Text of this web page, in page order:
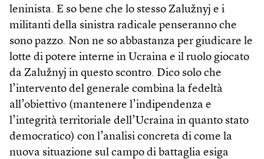
leninista. E so bene che lo stesso Zalužnyj e i
militanti della sinistra radicale penseranno che
sono pazzo. Non ne so abbastanza per giudicare le
lotte di potere interne in Ucraina e il ruolo giocato
da Zalužnyj in questo scontro. Dico solo che
l’intervento del generale combina la fedeltà
all’obiettivo (mantenere l’indipendenza e
l’integrità territoriale dell’Ucraina in quanto stato
democratico) con l’analisi concreta di come la
nuova situazione sul campo di battaglia esiga